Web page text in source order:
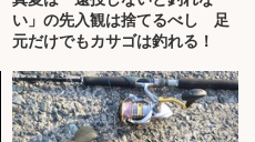
い」の先入観は捨てるべし 足
元だけでもカサゴは釣れる！